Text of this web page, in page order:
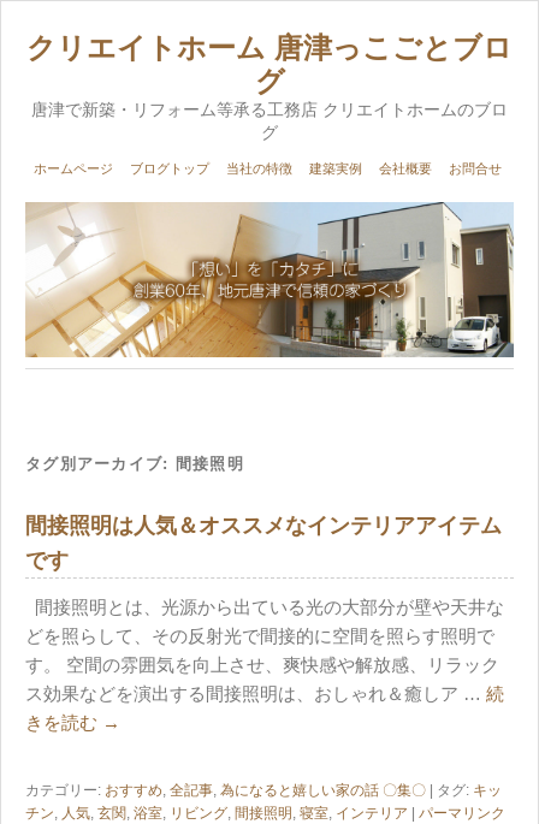
クリエイトホーム 唐津っこごとブロ
グ
唐津で新築・リフォーム等承る工務店 クリエイトホームのブロ
グ
ホームページ ブログトップ 当社の特徴 建築実例 会社概要 お問合せ
タグ別アーカイブ: 間接照明
間接照明は人気＆オススメなインテリアアイテム
です
間接照明とは、光源から出ている光の大部分が壁や天井な
どを照らして、その反射光で間接的に空間を照らす照明で
す。 空間の雰囲気を向上させ、爽快感や解放感、リラック
ス効果などを演出する間接照明は、おしゃれ＆癒しア … 続
きを読む →
カテゴリー: おすすめ, 全記事, 為になると嬉しい家の話 〇集〇 | タグ: キッ
チン, 人気, 玄関, 浴室, リビング, 間接照明 , 寝室, インテリア パーマリンク